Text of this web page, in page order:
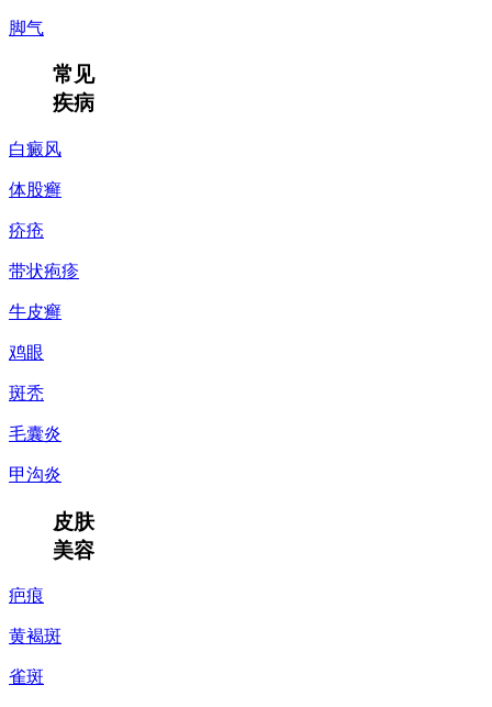
脚气
常见
疾病
白癜风
体股癣
疥疮
带状疱疹
牛皮癣
鸡眼
斑秃
毛囊炎
甲沟炎
皮肤
美容
疤痕
黄褐斑
雀斑